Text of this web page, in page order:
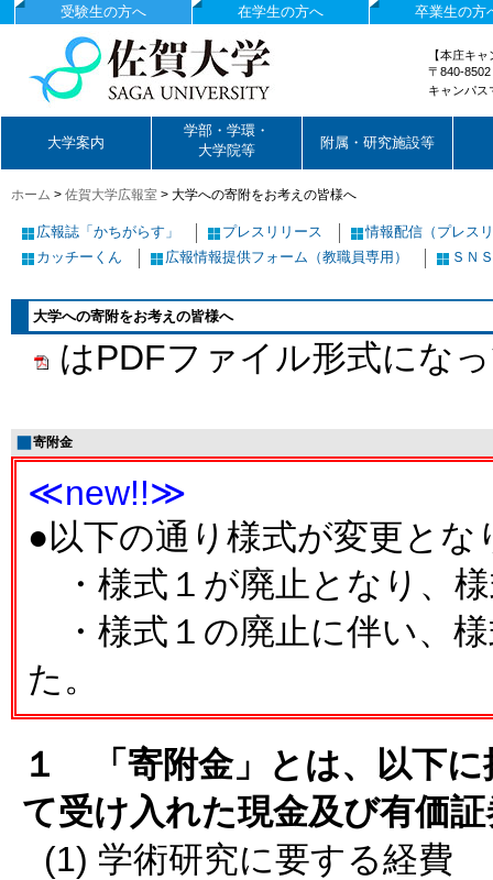
卒業生の方
在学生の方へ
受験生の方へ
国立大学法人佐賀大学
【本庄キ
〒840-
キャンパ
大学案内
学部・学環・
大学院等
附属・研究施設等
ホーム > 佐賀大学広報室 > 大学への寄附をお考えの皆様へ
広報誌「かちがらす」 プレスリリース
情報配信（プレス
カッチーくん
広報情報提供フォーム（教職員専用） ＳＮ
大学への寄附をお考えの皆様へ
はPDFファイル形式にな
寄附金
≪new!!≫
●以下の通り様式が変更とな
・様式１が廃止となり、
・様式１の廃止に伴い、
た。
１ 「寄附金」とは、以下
て受け入れた現金及び有価
(1) 学術研究に要する経費